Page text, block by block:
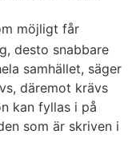
möjligt får
desto snabbare
samhället, säger
däremot krävs
kan fyllas i på
som är skriven i